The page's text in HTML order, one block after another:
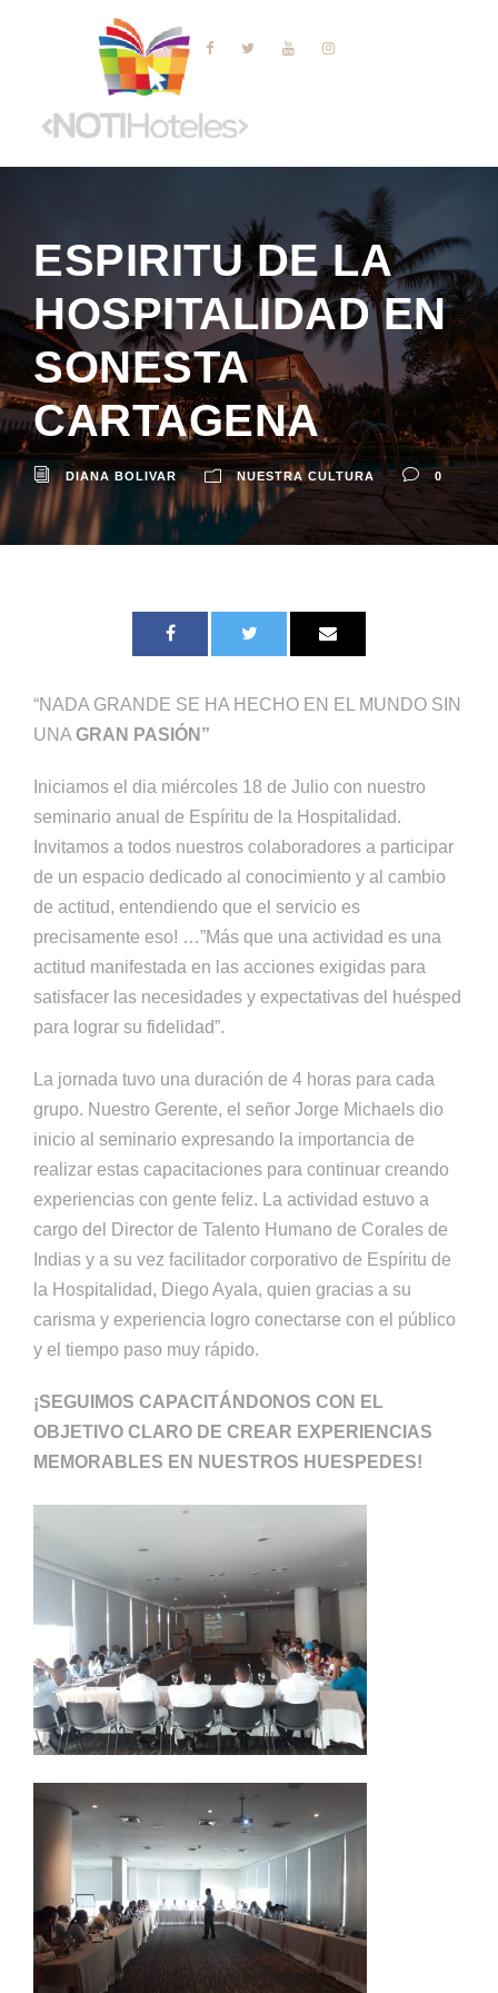
ESPIRITU DE LA
HOSPITALIDAD EN
SONESTA
CARTAGENA
DIANA BOLIVAR NUESTRA CULTURA 0
“NADA GRANDE SE HA HECHO EN EL MUNDO SIN
UNA GRAN PASIÓN”
Iniciamos el dia miércoles 18 de Julio con nuestro
seminario anual de Espíritu de la Hospitalidad.
Invitamos a todos nuestros colaboradores a participar
de un espacio dedicado al conocimiento y al cambio
de actitud, entendiendo que el servicio es
precisamente eso! …”Más que una actividad es una
actitud manifestada en las acciones exigidas para
satisfacer las necesidades y expectativas del huésped
para lograr su fidelidad”.
La jornada tuvo una duración de 4 horas para cada
grupo. Nuestro Gerente, el señor Jorge Michaels dio
inicio al seminario expresando la importancia de
realizar estas capacitaciones para continuar creando
experiencias con gente feliz. La actividad estuvo a
cargo del Director de Talento Humano de Corales de
Indias y a su vez facilitador corporativo de Espíritu de
la Hospitalidad, Diego Ayala, quien gracias a su
carisma y experiencia logro conectarse con el público
y el tiempo paso muy rápido.
¡SEGUIMOS CAPACITÁNDONOS CON EL
OBJETIVO CLARO DE CREAR EXPERIENCIAS
MEMORABLES EN NUESTROS HUESPEDES!